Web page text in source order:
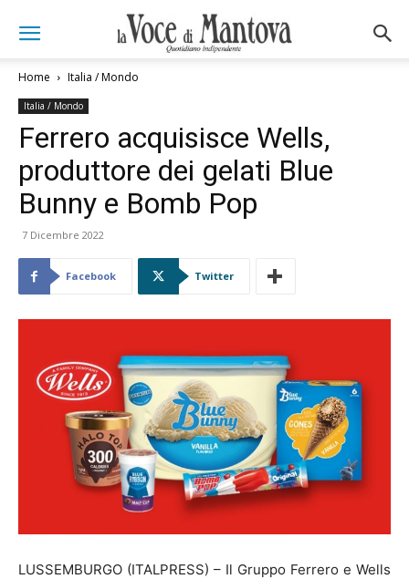
Home Italia / Mondo
Italia / Mondo
Ferrero acquisisce Wells,
produttore dei gelati Blue
Bunny e Bomb Pop
7 Dicembre 2022
Facebook Twitter
LUSSEMBURGO (ITALPRESS) – Il Gruppo Ferrero e Wells